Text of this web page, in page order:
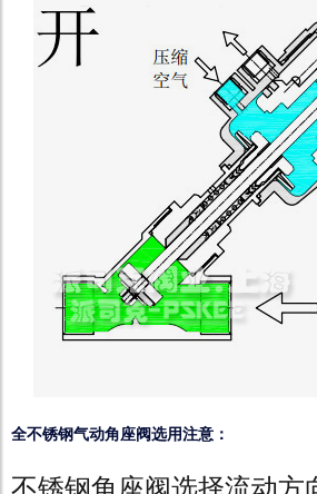
全不锈钢气动角座阀选用注意：
不锈钢角座阀选择流动